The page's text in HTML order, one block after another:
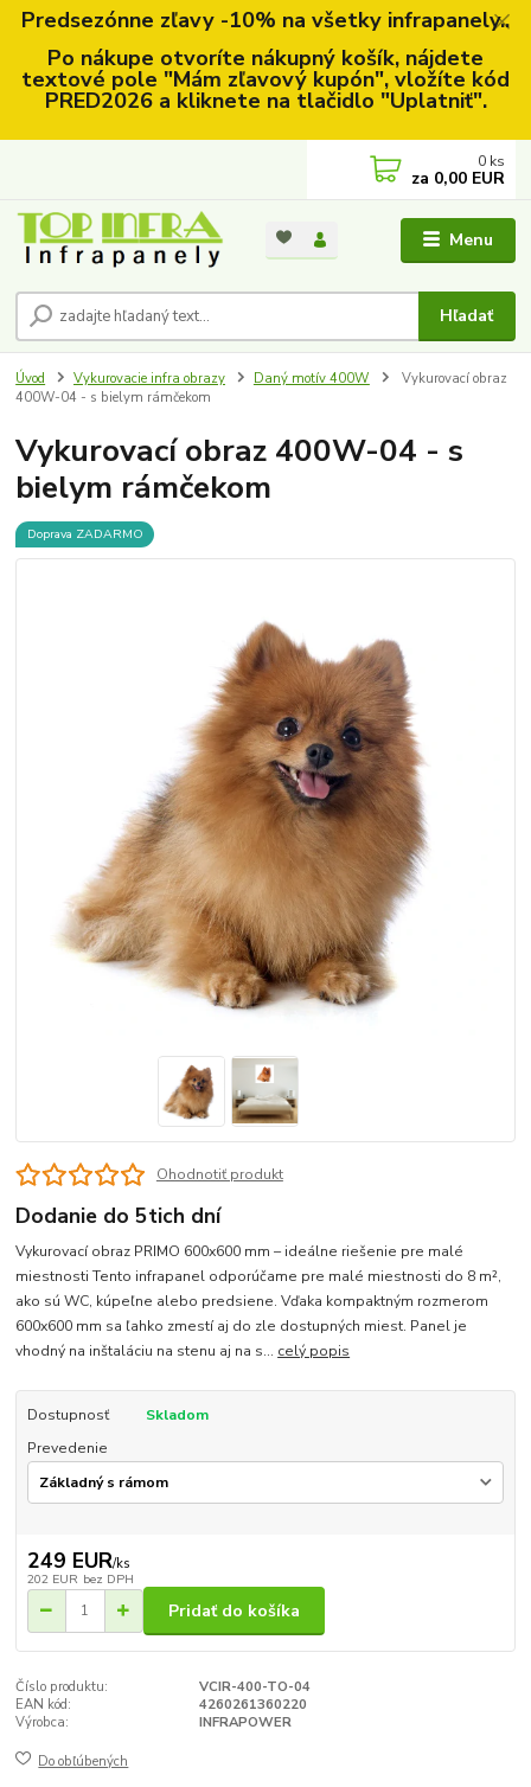
Predsezónne zľavy -10% na všetky infrapanely..
Po nákupe otvoríte nákupný košík, nájdete
textové pole "Mám zľavový kupón", vložíte kód
PRED2026 a kliknete na tlačidlo "Uplatniť".
Menu
Hľadať
0 ks
za 0,00 EUR
Úvod Vykurovacie infra obrazy Daný motív 400W
Vykurovací obraz
400W-04 - s bielym rámčekom
Vykurovací obraz 400W-04 - s
bielym rámčekom
Doprava ZADARMO
Ohodnotiť produkt
Dodanie do 5tich dní
Vykurovací obraz PRIMO 600x600 mm – ideálne riešenie pre malé
miestnosti Tento infrapanel odporúčame pre malé miestnosti do 8 m²,
ako sú WC, kúpeľne alebo predsiene. Vďaka kompaktným rozmerom
600x600 mm sa ľahko zmestí aj do zle dostupných miest. Panel je
vhodný na inštaláciu na stenu aj na s... celý popis
Dostupnosť
Skladom
Prevedenie
249 EUR/ks
202 EUR bez DPH
Pridať do košíka
Číslo produktu:
VCIR-400-TO-04
EAN kód:
4260261360220
Výrobca:
INFRAPOWER
Do obľúbených